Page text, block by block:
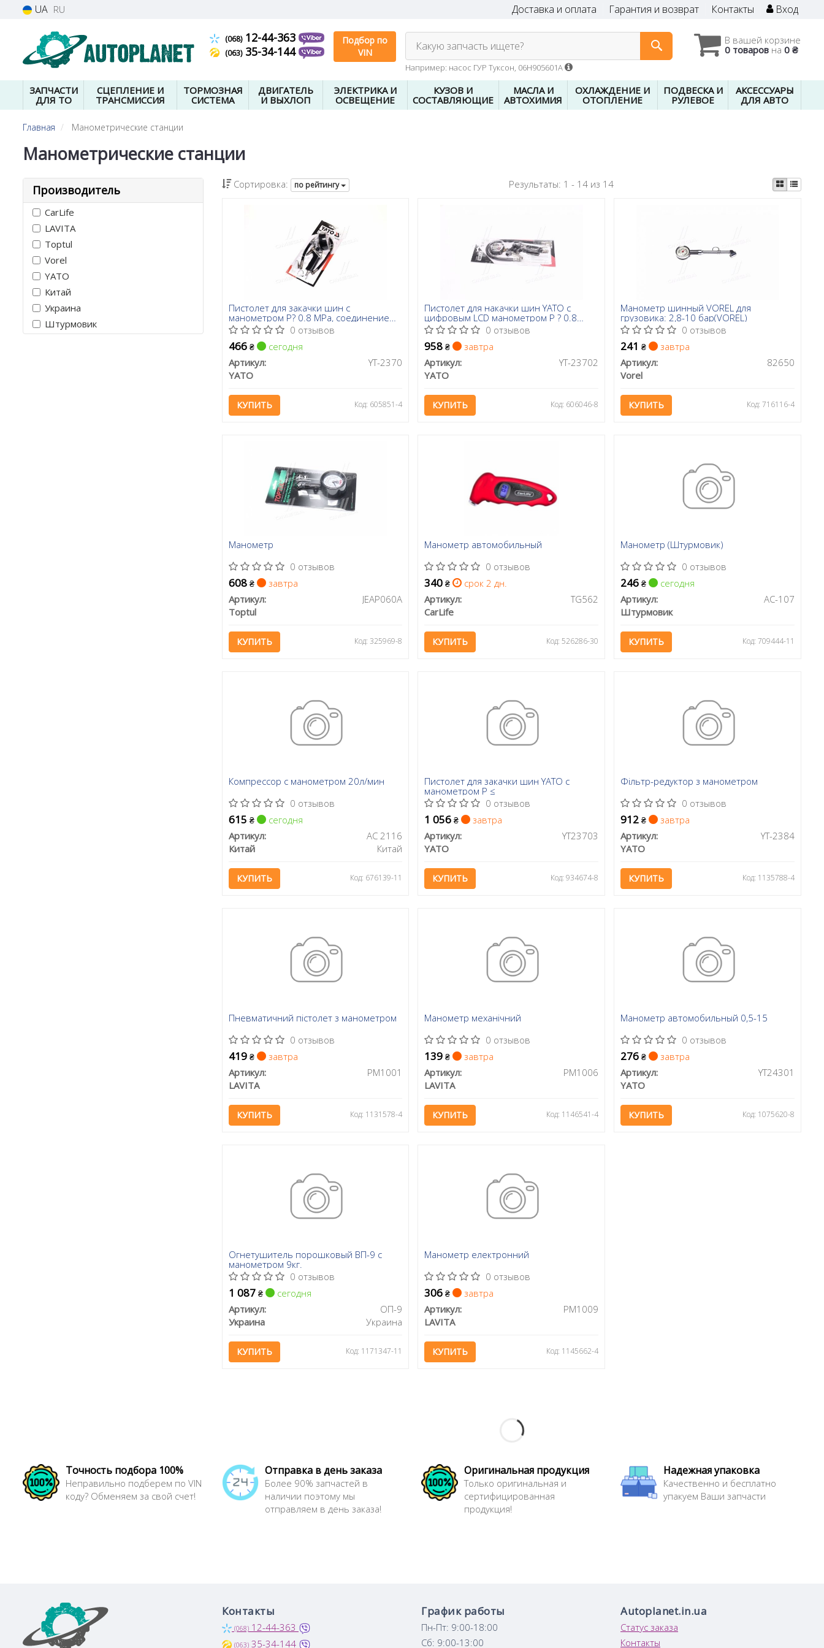
UA RU Доставка и оплата Гарантия и возврат Контакты Вход
(068)12-44-363
(063)35-34-144
Подбор по
VIN
В вашей корзине
0 товаров на 0 ₴
Какую запчасть ищете?
Например: насос ГУР Туксон, 06H905601A
ЗАПЧАСТИ
ДЛЯ ТО
СЦЕПЛЕНИЕ И
ТРАНСМИССИЯ
ТОРМОЗНАЯ
СИСТЕМА
ДВИГАТЕЛЬ
И ВЫХЛОП
ЭЛЕКТРИКА И
ОСВЕЩЕНИЕ
КУЗОВ И
СОСТАВЛЯЮЩИЕ
МАСЛА И
АВТОХИМИЯ
ОХЛАЖДЕНИЕ И
ОТОПЛЕНИЕ
ПОДВЕСКА И
РУЛЕВОЕ
АКСЕССУАРЫ
ДЛЯ АВТО
Главная Манометрические станции
Манометрические станции
Производитель
CarLife
LAVITA
Toptul
Vorel
YATO
Китай
Украина
Штурмовик
Сортировка: по рейтингу Результаты: 1 - 14 из 14
Пистолет для закачки шин с
манометром P? 0.8 MPa, соединение
O=1/4" [8/40], шт(YATO)
0 отзывов
466 ₴
сегодня
Артикул:
YT-2370
YATO
КУПИТЬ Код: 605851-4
Пистолет для накачки шин YATO с
цифровым LCD манометром P ? 0.8
MPa, O = 1/4 "(YATO)0 отзывов
958₴
завтра
Артикул:
YT-23702
YATO
КУПИТЬ Код: 606046-8
Манометр шинный VOREL для
грузовика: 2,8-10 бар(VOREL)
0 отзывов
241₴
завтра
Артикул:
82650
Vorel
КУПИТЬ Код: 716116-4
Манометр
0 отзывов
608 ₴
завтра
Артикул:
JEAP060A
Toptul
КУПИТЬ Код: 325969-8
Манометр автомобильный
0 отзывов
340₴
срок 2 дн.
Артикул:
TG562
CarLife
КУПИТЬ Код: 526286-30
Манометр (Штурмовик)
0 отзывов
246₴
сегодня
Артикул:
АС-107
Штурмовик
КУПИТЬ Код: 709444-11
Компрессор с манометром 20л/мин
0 отзывов
615 ₴
сегодня
Артикул:
AC 2116
Китай
Китай
КУПИТЬ Код: 676139-11
Пистолет для закачки шин YATO с
манометром P ≤
0 отзывов
1 056₴
завтра
Артикул:
YT23703
YATO
КУПИТЬ Код: 934674-8
Фільтр-редуктор з манометром
0 отзывов
912₴
завтра
Артикул:
YT-2384
YATO
КУПИТЬ Код: 1135788-4
Пневматичний пістолет з манометром
0 отзывов
419 ₴
завтра
Артикул:
PM1001
LAVITA
КУПИТЬ Код: 1131578-4
Манометр механічний
0 отзывов
139₴
завтра
Артикул:
PM1006
LAVITA
КУПИТЬ Код: 1146541-4
Манометр автомобильный 0,5-15
0 отзывов
276₴
завтра
Артикул:
YT24301
YATO
КУПИТЬ Код: 1075620-8
Огнетушитель порошковый ВП-9 с
манометром 9кг.
0 отзывов
1 087 ₴
сегодня
Артикул:
ОП-9
Украина
Украина
КУПИТЬ Код: 1171347-11
Манометр електронний
0 отзывов
306₴
завтра
Артикул:
PM1009
LAVITA
КУПИТЬ Код: 1145662-4
Точность подбора 100%
Неправильно подберем по VIN
коду? Обменяем за свой счет!
Отправка в день заказа
Более 90% запчастей в
наличии поэтому мы
отправляем в день заказа!
Оригинальная продукция
Только оригинальная и
сертифицированная
продукция!
Надежная упаковка
Качественно и бесплатно
упакуем Ваши запчасти
Контакты
(068) 12-44-363
(063) 35-34-144
График работы
Пн-Пт: 9:00-18:00
Сб: 9:00-13:00
Autoplanet.in.ua
Статус заказа
Контакты